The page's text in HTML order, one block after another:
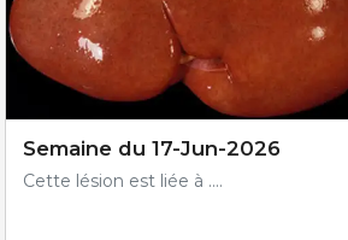
Semaine du 17-Jun-2026
Cette lésion est liée à ....